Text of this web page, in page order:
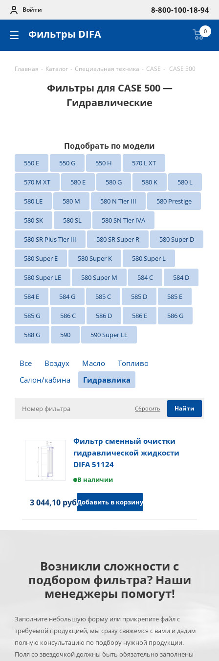
Войти 8-800-100-18-94
Фильтры DIFA 0
Главная - Каталог - Специальная техника - CASE - CASE 500
Фильтры для CASE 500 —
Гидравлические
Подобрать по модели
550 E 550 G 550 H 570 L XT
570 M XT 580 E 580 G 580 K 580 L
580 LE 580 M 580 N Tier III 580 Prestige
580 SK 580 SL 580 SN Tier IVA
580 SR Plus Tier III 580 SR Super R 580 Super D
580 Super E 580 Super K 580 Super L
580 Super LE 580 Super M 584 C 584 D
584 E 584 G 585 C 585 D 585 E
585 G 586 C 586 D 586 E 586 G
588 G 590 590 Super LE
Все Воздух Масло
Топливо
Салон/кабина
Гидравлика
Сбросить
Фильтр сменный очистки
гидравлической жидкости
DIFA 51124
В наличии
3 044,10 руб.Добавить в корзину
Возникли сложности с
подбором фильтра? Наши
менеджеры помогут!
Заполните небольшую форму или прикрепите файл с
требуемой продукцией, мы сразу свяжемся с вами и дадим
полную консультацию по подбору нужной продукции.
Поля со звездочкой должны быть обязательно заполнены